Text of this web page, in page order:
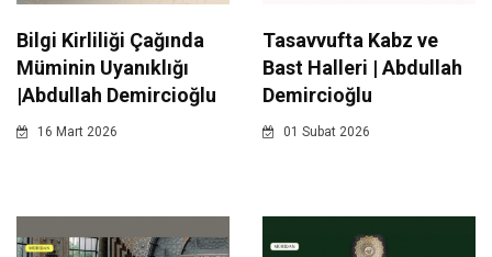
Bilgi Kirliliği Çağında
Müminin Uyanıklığı
|Abdullah Demircioğlu
16 Mart 2026
Tasavvufta Kabz ve
Bast Halleri | Abdullah
Demircioğlu
01 Subat 2026